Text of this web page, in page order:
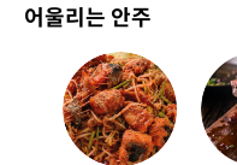
어울리는 안주